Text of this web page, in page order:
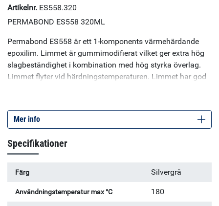
Artikelnr. ES558.320
PERMABOND ES558 320ML
Permabond ES558 är ett 1-komponents värmehärdande
epoxilim. Limmet är gummimodifierat vilket ger extra hög
slagbeständighet i kombination med hög styrka överlag.
Limmet flyter vid härdningstemperaturen. Limmet har god
keramer och kompositer då ett mycket starkt och
beständigt lim behövs. Specifikationer: Viskositet: 100 000
0,55 W/mK. För ett liknande lim som inte flyter vid
Mer info
Specifikationer
Färg Silvergrå
Användningstemperatur max °C 180